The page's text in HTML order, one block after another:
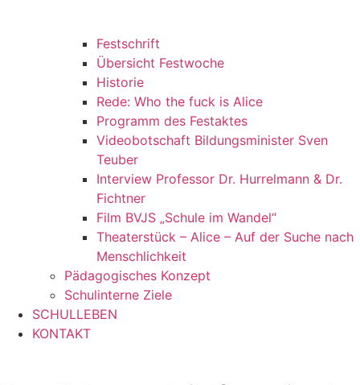
Festschrift
Übersicht Festwoche
Historie
Rede: Who the fuck is Alice
Programm des Festaktes
Videobotschaft Bildungsminister Sven
Teuber
Interview Professor Dr. Hurrelmann & Dr.
Fichtner
Film BVJS „Schule im Wandel“
Theaterstück – Alice – Auf der Suche nach
Menschlichkeit
Pädagogisches Konzept
Schulinterne Ziele
SCHULLEBEN
KONTAKT